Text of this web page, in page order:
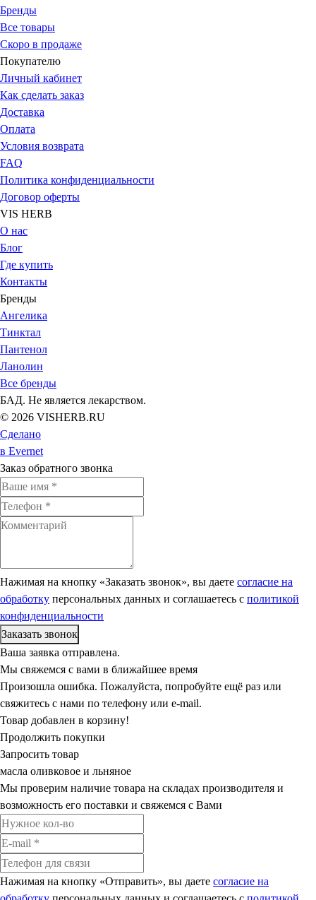
Бренды
Все товары
Скоро в продаже
Покупателю
Личный кабинет
Как сделать заказ
Доставка
Оплата
Условия возврата
FAQ
Политика конфиденциальности
Договор оферты
VIS HERB
О нас
Блог
Где купить
Контакты
Бренды
Ангелика
Тинктал
Пантенол
Ланолин
Все бренды
БАД. Не является лекарством.
© 2026 VISHERB.RU
Сделано
в Evernet
Заказ обратного звонка
Нажимая на кнопку «Заказать звонок», вы даете согласие на
обработку персональных данных и соглашаетесь c политикой
конфиденциальности
Ваша заявка отправлена.
Мы свяжемся с вами в ближайшее время
Произошла ошибка. Пожалуйста, попробуйте ещё раз или
свяжитесь с нами по телефону или e-mail.
Товар добавлен в корзину!
Продолжить покупки
Запросить товар
масла оливковое и льняное
Мы проверим наличие товара на складах производителя и
возможность его поставки и свяжемся с Вами
Нажимая на кнопку «Отправить», вы даете согласие на